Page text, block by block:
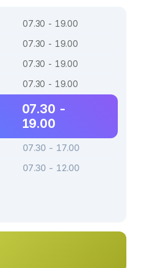
07.30 - 19.00
07.30 - 19.00
07.30 - 19.00
07.30 - 19.00
07.30 -
19.00
07.30 - 17.00
07.30 - 12.00